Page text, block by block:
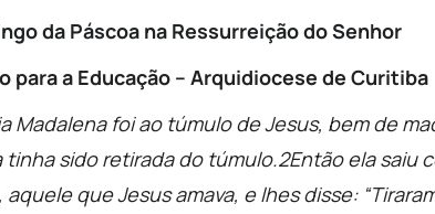
da Páscoa na Ressurreição do Senhor
para a Educação – Arquidiocese de Curitiba
Madalena foi ao túmulo de Jesus, bem de
tinha sido retirada do túmulo.2Então ela saiu
que Jesus amava, e lhes disse: